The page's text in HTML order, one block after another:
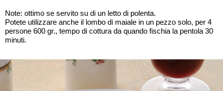
Note: ottimo se servito su di un letto di polenta.
Potete utilizzare anche il lombo di maiale in un pezzo solo, per 4
persone 600 gr., tempo di cottura da quando fischia la pentola 30
minuti.